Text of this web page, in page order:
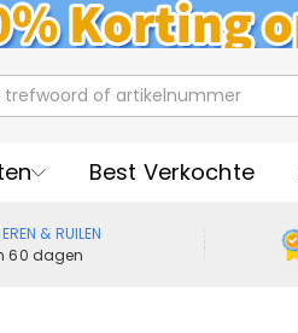
Best Verkochte
& RUILEN
60 dagen